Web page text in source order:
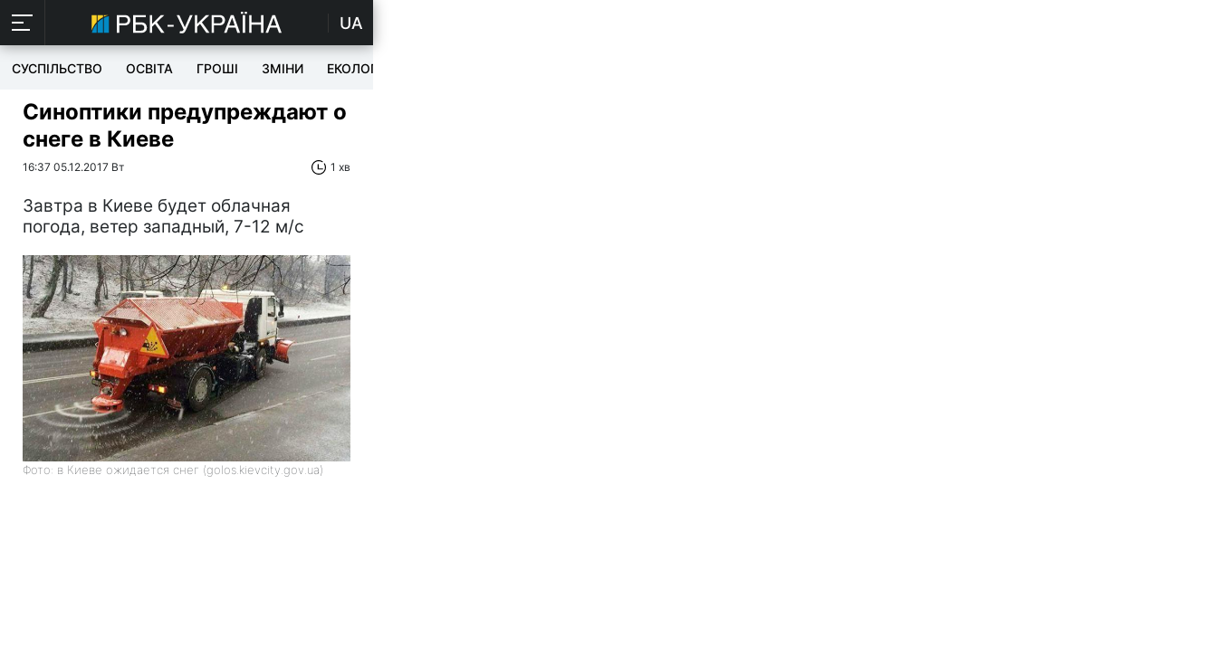
UA
СУСПІЛЬСТВО ОСВІТА ГРОШІ ЗМІНИ ЕКОЛОГІЯ
Синоптики предупреждают о
снеге в Киеве
16:37 05.12.2017 Вт 1 хв
Завтра в Киеве будет облачная
погода, ветер западный, 7-12 м/с
Фото: в Киеве ожидается снег (golos.kievcity.gov.ua)